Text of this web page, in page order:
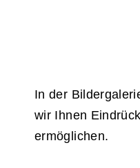
In der
wir Ihnen
ermöglichen.